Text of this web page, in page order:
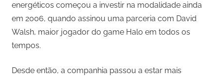
energéticos começou a investir na modalidade ainda
em 2006, quando assinou uma parceria com David
Walsh, maior jogador do game Halo em todos os
tempos.
Desde então, a companhia passou a estar mais